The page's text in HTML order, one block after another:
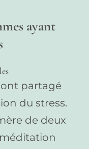
ayant
partagé
du stress.
de deux